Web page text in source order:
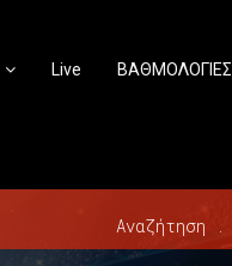
Live ΒΑΘΜΟΛΟΓΙΕΣ